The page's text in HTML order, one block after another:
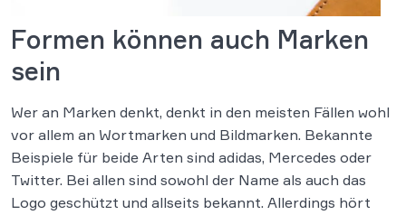
Formen können auch Marken
sein
Wer an Marken denkt, denkt in den meisten Fällen wohl
vor allem an Wortmarken und Bildmarken. Bekannte
Beispiele für beide Arten sind adidas, Mercedes oder
Twitter. Bei allen sind sowohl der Name als auch das
Logo geschützt und allseits bekannt. Allerdings hört